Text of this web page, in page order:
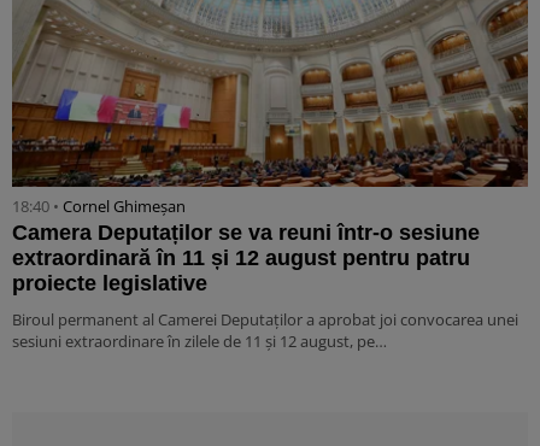
18:40 • Cornel Ghimeșan
Camera Deputaților se va reuni într-o sesiune
extraordinară în 11 și 12 august pentru patru
proiecte legislative
Biroul permanent al Camerei Deputaților a aprobat joi convocarea unei
sesiuni extraordinare în zilele de 11 și 12 august, pe…